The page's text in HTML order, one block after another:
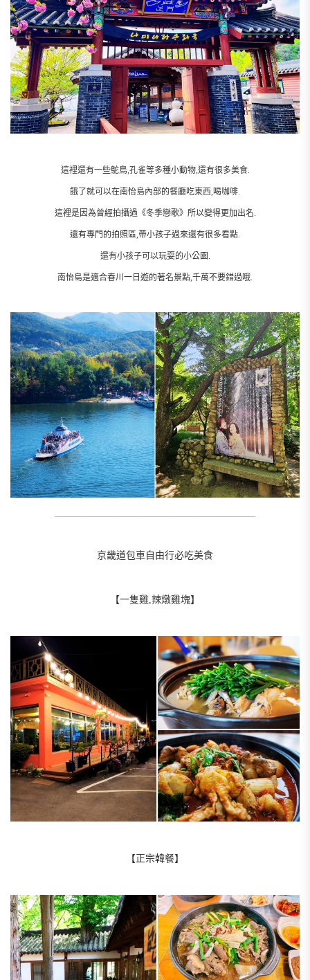
這裡還有一些鴕鳥,孔雀等多種小動物,還有很多美食.
餓了就可以在南怡島內部的餐廳吃東西,喝咖啡.
這裡是因為曾經拍攝過《冬季戀歌》所以變得更加出名.
還有專門的拍照區,帶小孩子過來還有很多看點.
還有小孩子可以玩耍的小公園.
南怡島是適合春川一日遊的著名景點,千萬不要錯過哦.
京畿道包車自由行必吃美食
【一隻雞,辣燉雞塊】
【正宗韓餐】